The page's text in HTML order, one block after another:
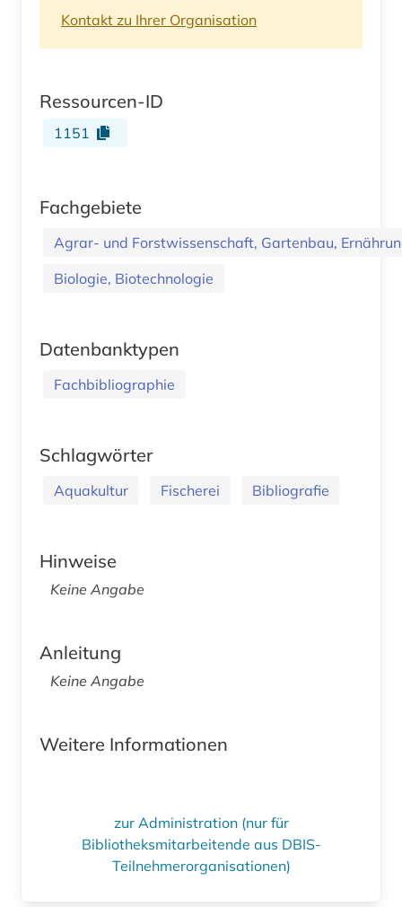
Kontakt zu Ihrer Organisation
Ressourcen-ID
1151
Fachgebiete
Agrar- und Forstwissenschaft, Gartenbau,
Biologie, Biotechnologie
Datenbanktypen
Fachbibliographie
Schlagwörter
Aquakultur Fischerei Bibliografie
Hinweise
Keine Angabe
Anleitung
Keine Angabe
Weitere Informationen
zur Administration (nur für
Bibliotheksmitarbeitende aus DBIS-
Teilnehmerorganisationen)